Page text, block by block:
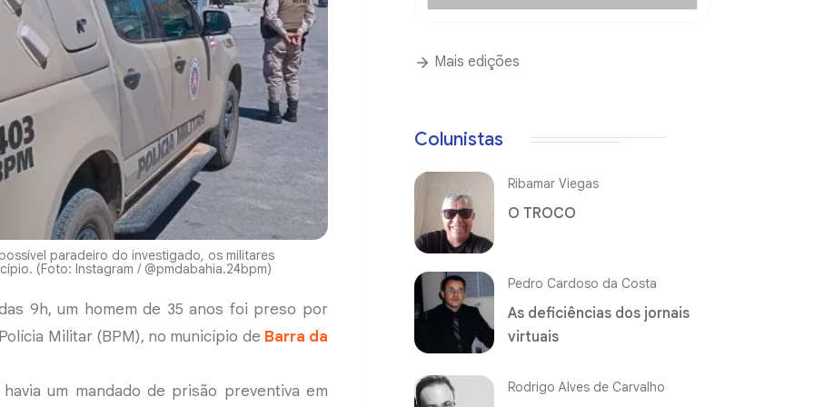
paradeiro do investigado, os militares
(Foto: Instagram / @pmdabahia.24bpm)
9h, um homem de 35 anos foi preso por
Militar (BPM), no município de Barra da
um mandado de prisão preventiva em
Mais edições
Colunistas
Ribamar Viegas
O TROCO
Pedro Cardoso da Costa
As deficiências dos jornais
virtuais
Rodrigo Alves de Carvalho